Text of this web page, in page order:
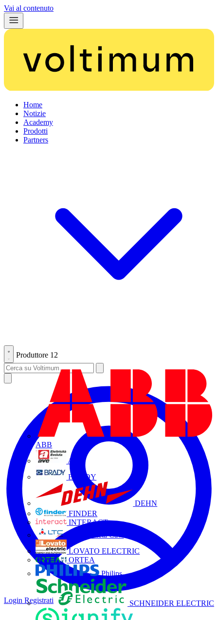
Vai al contenuto
Home
Notizie
Academy
Prodotti
Partners
Produttore 12
ABB
AVE
BRADY
DEHN
FINDER
INTERACT
La Triveneta Cavi
LOVATO ELECTRIC
ORTEA
Philips
SCHNEIDER ELECTRIC
Login Registrati